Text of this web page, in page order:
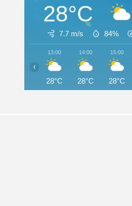
28°C
7.7 m/s 84%
13:00
28°C
14:00
28°C
15:00
28°C
‹